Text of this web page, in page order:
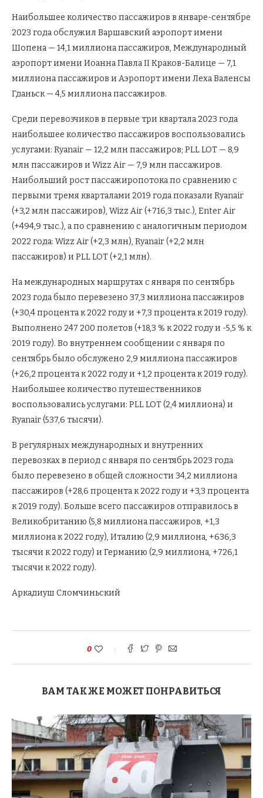
Наибольшее количество пассажиров в январе-сентябре
2023 года обслужил Варшавский аэропорт имени
Шопена — 14,1 миллиона пассажиров, Международный
аэропорт имени Иоанна Павла II Краков-Балице — 7,1
миллиона пассажиров и Аэропорт имени Леха Валенсы
Гданьск — 4,5 миллиона пассажиров.
Среди перевозчиков в первые три квартала 2023 года
наибольшее количество пассажиров воспользовались
услугами: Ryanair — 12,2 млн пассажиров; PLL LOT — 8,9
млн пассажиров и Wizz Air — 7,9 млн пассажиров.
Наибольший рост пассажиропотока по сравнению с
первыми тремя кварталами 2019 года показали Ryanair
(+3,2 млн пассажиров), Wizz Air (+716,3 тыс.), Enter Air
(+494,9 тыс.), а по сравнению с аналогичным периодом
2022 года: Wizz Air (+2,3 млн), Ryanair (+2,2 млн
пассажиров) и PLL LOT (+2,1 млн).
На международных маршрутах с января по сентябрь
2023 года было перевезено 37,3 миллиона пассажиров
(+30,4 процента к 2022 году и +7,3 процента к 2019 году).
Выполнено 247 200 полетов (+18,3 % к 2022 году и -5,5 % к
2019 году). Во внутреннем сообщении с января по
сентябрь было обслужено 2,9 миллиона пассажиров
(+26,2 процента к 2022 году и +1,2 процента к 2019 году).
Наибольшее количество путешественников
воспользовались услугами: PLL LOT (2,4 миллиона) и
Ryanair (537,6 тысячи).
В регулярных международных и внутренних
перевозках в период с января по сентябрь 2023 года
было перевезено в общей сложности 34,2 миллиона
пассажиров (+28,6 процента к 2022 году и +3,3 процента
к 2019 году). Больше всего пассажиров отправилось в
Великобританию (5,8 миллиона пассажиров, +1,3
миллиона к 2022 году), Италию (2,9 миллиона, +636,3
тысячи к 2022 году) и Германию (2,9 миллиона, +726,1
тысячи к 2022 году).
Аркадиуш Сломчиньский
0
ВАМ ТАКЖЕ МОЖЕТ ПОНРАВИТЬСЯ